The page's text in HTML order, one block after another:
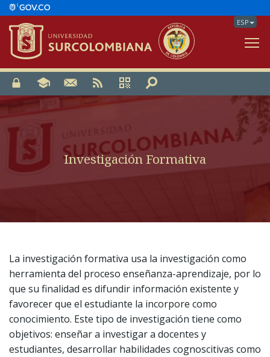
ESP
Investigación Formativa
La investigación formativa usa la investigación como
herramienta del proceso enseñanza-aprendizaje, por lo
que su finalidad es difundir información existente y
favorecer que el estudiante la incorpore como
conocimiento. Este tipo de investigación tiene como
objetivos: enseñar a investigar a docentes y
estudiantes, desarrollar habilidades cognoscitivas como